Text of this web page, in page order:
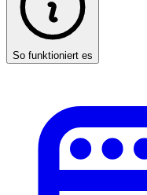
So funktioniert es